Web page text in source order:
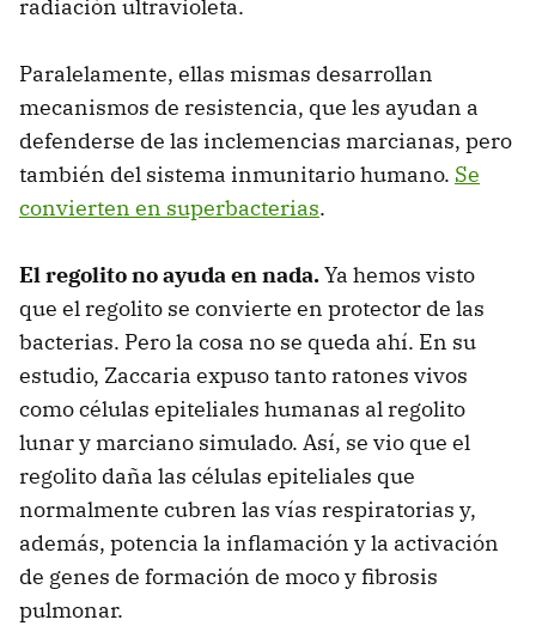
radiación ultravioleta.
Paralelamente, ellas mismas desarrollan
mecanismos de resistencia, que les ayudan a
defenderse de las inclemencias marcianas, pero
también del sistema inmunitario humano. Se
convierten en superbacterias.
El regolito no ayuda en nada.Ya hemos visto
que el regolito se convierte en protector de las
bacterias. Pero la cosa no se queda ahí. En su
estudio, Zaccaria expuso tanto ratones vivos
como células epiteliales humanas al regolito
lunar y marciano simulado. Así, se vio que el
regolito daña las células epiteliales que
normalmente cubren las vías respiratorias y,
además, potencia la inflamación y la activación
de genes de formación de moco y fibrosis
pulmonar.